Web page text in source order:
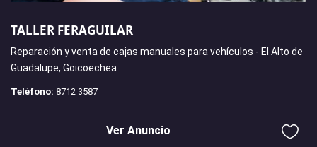
TALLER FERAGUILAR
Reparación y venta de cajas manuales para vehículos - El Alto de
Guadalupe, Goicoechea
Teléfono: 8712 3587
Ver Anuncio